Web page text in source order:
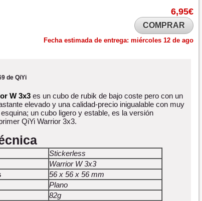
6,95€
COMPRAR
Fecha estimada de entrega: miércoles 12 de ago
de QiYi
W 3x3 es un cubo de rubik de bajo coste pero con un
elevado y una calidad-precio inigualable con muy
un cubo ligero y estable, es la versión
QiYi Warrior 3x3.
Stickerless
Warrior W 3x3
56 x 56 x 56 mm
Plano
82g